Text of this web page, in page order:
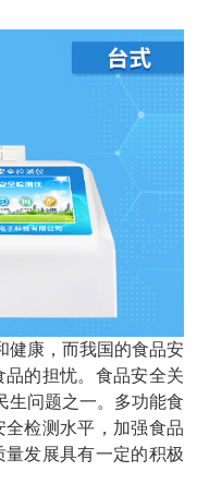
健康，而我国的食品安
的担忧。食品安全关
生问题之一。多功能食
检测水平，加强食品
发展具有一定的积极